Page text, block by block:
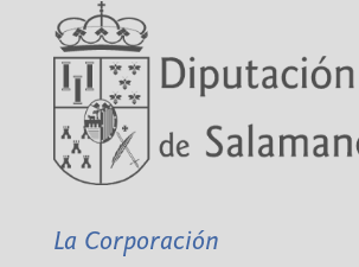
La Corporación